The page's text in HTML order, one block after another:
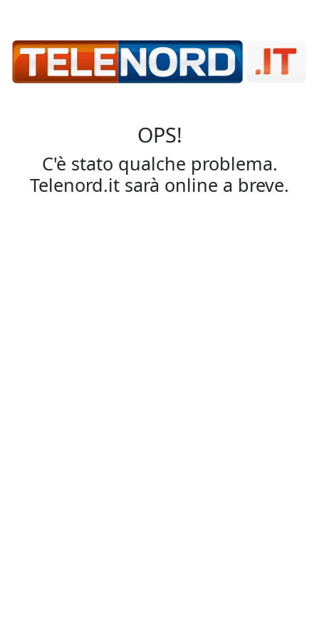
OPS!
C'è stato qualche problema.
Telenord.it sarà online a breve.